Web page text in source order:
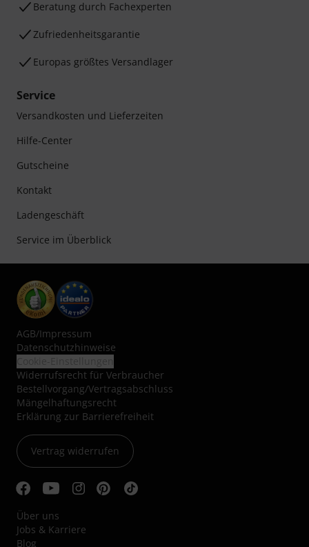
Beratung durch Fachexperten
Zufriedenheitsgarantie
Europas größtes Versandlager
Service
Versandkosten und Lieferzeiten
Hilfe-Center
Gutscheine
Kontakt
Ladengeschäft
Service im Überblick
AGB/Impressum
Datenschutzhinweise
Widerrufsrecht für Verbraucher
Bestellvorgang/Vertragsabschluss
Mängelhaftungsrecht
Erklärung zur Barrierefreiheit
Vertrag widerrufen
Über uns
Jobs & Karriere
Blog